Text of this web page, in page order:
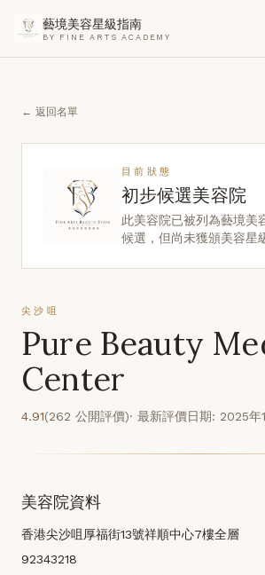
藝境美容星級指南
BY FINE ARTS ACADEMY
← 返回名單
目前狀態
初步候選美容院
此美容院已被列為藝境美
候選，但尚未獲頒美容星
尖沙咀
Pure Beauty
Center
4.91(262 公開評價)· 最新評價日期: 2025年
美容院資料
香港尖沙咀厚福街13號祥順中心7樓全層
92343218